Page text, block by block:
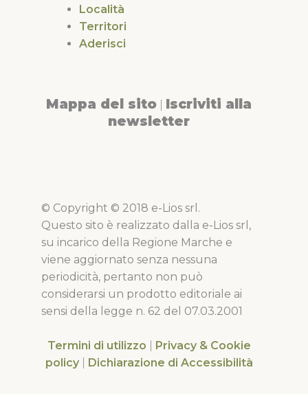
Località
Territori
Aderisci
Mappa del sito Iscriviti alla
newsletter
© Copyright © 2018 e-Lios srl.
Questo sito è realizzato dalla e-Lios srl,
su incarico della Regione Marche e
viene aggiornato senza nessuna
periodicità, pertanto non può
considerarsi un prodotto editoriale ai
sensi della legge n. 62 del 07.03.2001
Termini di utilizzo
Privacy & Cookie
policy
Dichiarazione di Accessibilità